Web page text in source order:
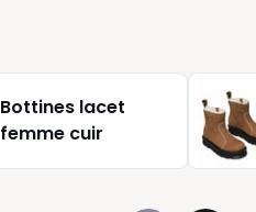
Bottines lacet
femme cuir